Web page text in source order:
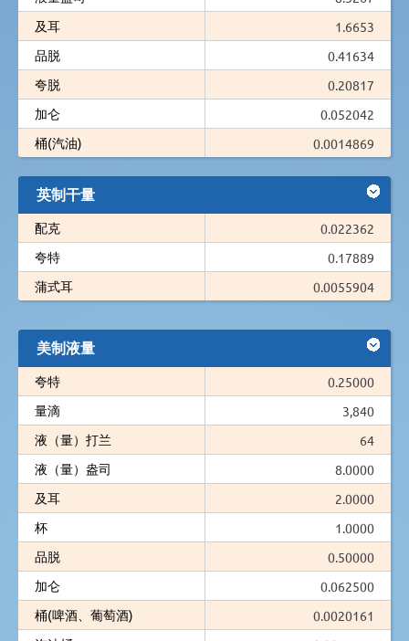
及耳
1.6653
品脱
0.41634
夸脱
0.20817
加仑
0.052042
桶(汽油)
0.0014869
英制干量
配克
0.022362
夸特
0.17889
蒲式耳
0.0055904
美制液量
夸特
0.25000
量滴
3,840
液（量）打兰
64
液（量）盎司
8.0000
及耳
2.0000
杯
1.0000
品脱
0.50000
加仑
0.062500
桶(啤酒、葡萄酒)
0.0020161